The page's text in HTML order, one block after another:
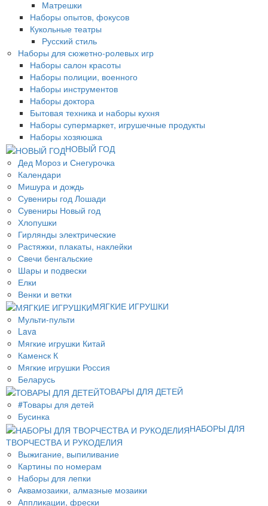
Матрешки
Наборы опытов, фокусов
Кукольные театры
Русский стиль
Наборы для сюжетно-ролевых игр
Наборы салон красоты
Наборы полиции, военного
Наборы инструментов
Наборы доктора
Бытовая техника и наборы кухня
Наборы супермаркет, игрушечные продукты
Наборы хозяюшка
НОВЫЙ ГОД
Дед Мороз и Снегурочка
Календари
Мишура и дождь
Сувениры год Лошади
Сувениры Новый год
Хлопушки
Гирлянды электрические
Растяжки, плакаты, наклейки
Свечи бенгальские
Шары и подвески
Елки
Венки и ветки
МЯГКИЕ ИГРУШКИ
Мульти-пульти
Lava
Мягкие игрушки Китай
Каменск К
Мягкие игрушки Россия
Беларусь
ТОВАРЫ ДЛЯ ДЕТЕЙ
#Товары для детей
Бусинка
НАБОРЫ ДЛЯ
ТВОРЧЕСТВА И РУКОДЕЛИЯ
Выжигание, выпиливание
Картины по номерам
Наборы для лепки
Аквамозаики, алмазные мозаики
Аппликации, фрески